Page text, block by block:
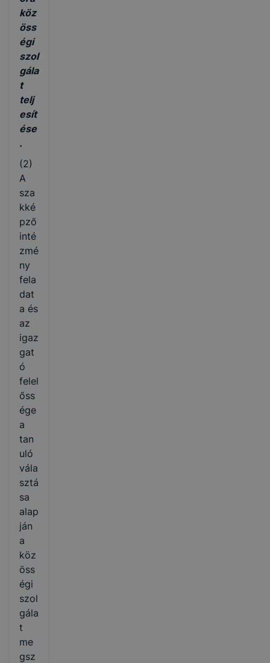
köz
öss
égi
szol
gála
t
telj
esít
ése
.
(2)
A
sza
kké
pző
inté
zmé
ny
fela
dat
a és
az
igaz
gat
ó
felel
őss
ége
a
tan
uló
vála
sztá
sa
alap
ján
a
köz
öss
égi
szol
gála
t
me
gsz